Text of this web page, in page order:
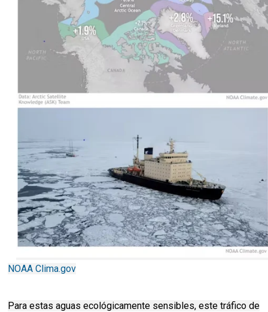
NOAA Clima.gov
Para estas aguas ecológicamente sensibles, este tráfico de